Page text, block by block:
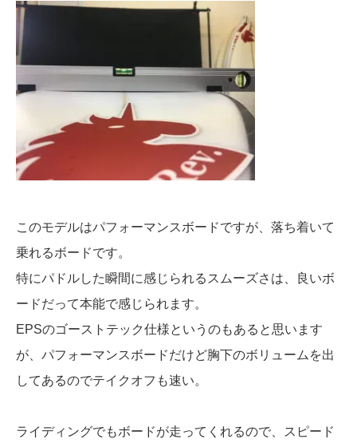
このモデルはパフォーマンスボードですが、落ち着いて
乗れるボードです。
特にパドルした瞬間に感じられるスムーズさは、良いボ
ードだって本能で感じられます。
EPSのゴーストテック仕様というのもあると思います
が、パフォーマンスボードだけど胸下のボリュームを出
してあるのでテイクオフも速い。
ライディングでもボードが走ってくれるので、スピード